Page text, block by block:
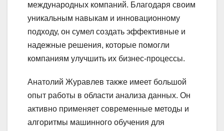
международных компаний. Благодаря своим
уникальным навыкам и инновационному
подходу, он сумел создать эффективные и
надежные решения, которые помогли
компаниям улучшить их бизнес-процессы.
Анатолий Журавлев также имеет большой
опыт работы в области анализа данных. Он
активно применяет современные методы и
алгоритмы машинного обучения для